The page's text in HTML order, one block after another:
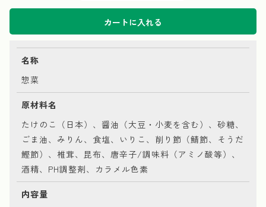
カートに入れる
名称
惣菜
原材料名
たけのこ（日本）、醤油（大豆・小麦を含む）、砂糖、
ごま油、みりん、食塩、いりこ、削り節（鯖節、そうだ
鰹節）、椎茸、昆布、唐辛子/調味料（アミノ酸等）、
酒精、PH調整剤、カラメル色素
内容量